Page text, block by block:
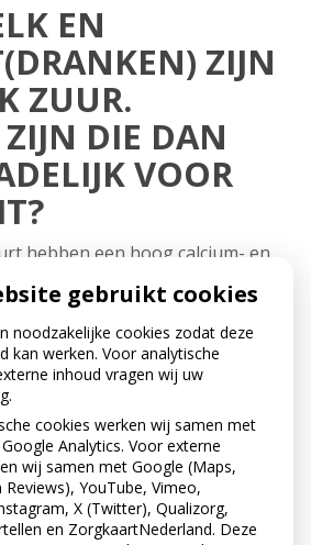
EN
ZIJN
ZUUR.
DIE DAN
VOOR
hebben een hoog calcium- en
treedt nauwelijks tanderosie
lijken juist een
hebben bij het
Maar pas op voor de
bevatt en. Deze kunnen
BESCHERMENDE
hebben mogelijk een
gebruikt cookies
noodzakelijke cookies zodat deze
kan werken. Voor analytische
inhoud vragen wij uw
cookies werken wij samen met
Analytics. Voor externe
wij samen met Google (Maps,
Reviews), YouTube, Vimeo,
X (Twitter), Qualizorg,
en ZorgkaartNederland. Deze